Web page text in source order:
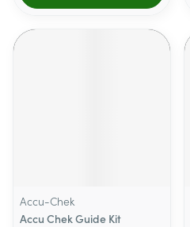
Accu-Chek
Accu Chek Guide Kit